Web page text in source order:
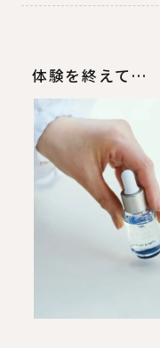
体験を終えて…